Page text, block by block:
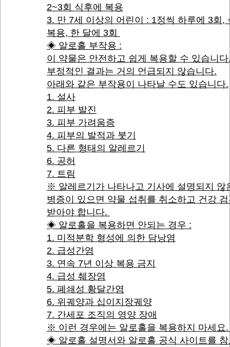
2~3회 식후에 복용
3. 만 7세 이상의 어린이 : 1정씩 하루에 3회,
복용, 한 달에 3회
◈ 알로홀 부작용 :
이 약물은 안전하고 쉽게 복용할 수 있습니
부정적인 결과는 거의 언급되지 않습니다.
아래와 같은 부작용이 나타날 수도 있습니다.
1. 설사
2. 피부 발진
3. 피부 가려움증
4. 피부의 발적과 붓기
5. 다른 형태의 알레르기
6. 공허
7. 트림
※ 알레르기가 나타나고 기사에 설명되지 않
병증이 있으면 약물 섭취를 취소하고 건강
받아야 합니다.
◈ 알로홀을 복용하면 안되는 경우 :
1. 미적분학 형성에 의한 담낭염
2. 급성간염
3. 연속 7년 이상 복용 금지
4. 급성 췌장염
5. 폐쇄성 황달간염
6. 위궤양과 십이지장궤양
7. 간세포 조직의 영양 장애
※ 이런 경우에는 알로홀을 복용하지 마세요
◈ 알로홀 설명서와 알로홀 공식 사이트를